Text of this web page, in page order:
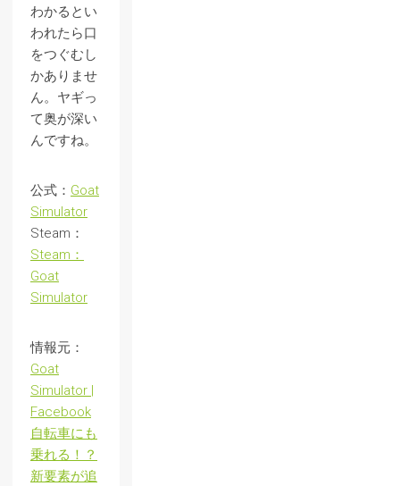
わかるとい
われたら口
をつぐむし
かありませ
ん。ヤギっ
て奥が深い
んですね。
公式： Goat
Simulator
Steam：
Steam：
Goat
Simulator
情報元：
Goat
Simulator |
Facebook
自転車にも
乗れる！？
新要素が追